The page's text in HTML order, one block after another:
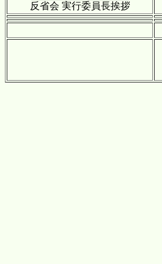
反省会 実行委員長挨拶